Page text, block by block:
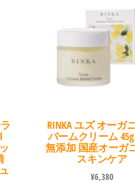
RINKA ユズ オーガ
バームクリーム
無添加 国産オーガ
スキンケア
¥6,380